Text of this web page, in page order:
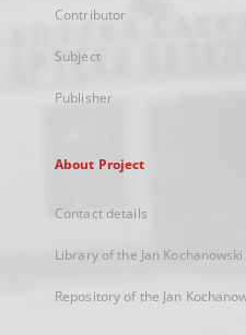
Contributor
Subject
Publisher
About Project
Contact details
Library of the Jan
Repository of the Jan